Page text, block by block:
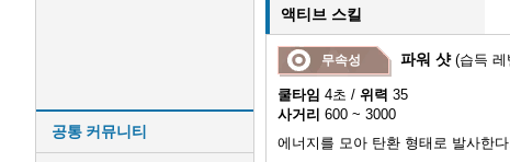
공통 커뮤니티
액티브 스킬
무속성 파워 샷 (습득 레
쿨타임 4초 / 위력 35
사거리 600 ~ 3000
에너지를 모아 탄환 형태로 발사한